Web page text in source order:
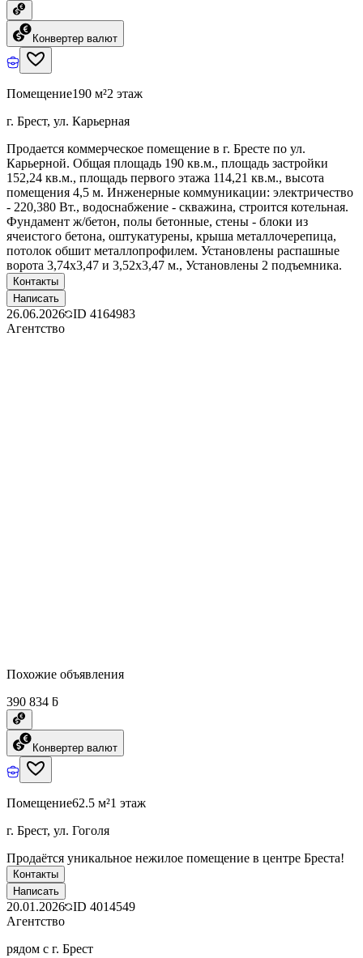
Конвертер валют
Помещение190 м²2 этаж
г. Брест, ул. Карьерная
Продается коммерческое помещение в г. Бресте по ул.
Карьерной. Общая площадь 190 кв.м., площадь застройки
152,24 кв.м., площадь первого этажа 114,21 кв.м., высота
помещения 4,5 м. Инженерные коммуникации: электричество
- 220,380 Вт., водоснабжение - скважина, строится котельная.
Фундамент ж/бетон, полы бетонные, стены - блоки из
ячеистого бетона, оштукатурены, крыша металлочерепица,
потолок обшит металлопрофилем. Установлены распашные
ворота 3,74х3,47 и 3,52х3,47 м., Установлены 2 подъемника.
Контакты
Написать
26.06.2026 ID 4164983
Агентство
Похожие объявления
390 834 ƃ
Конвертер валют
Помещение62.5 м²1 этаж
г. Брест, ул. Гоголя
Продаётся уникальное нежилое помещение в центре Бреста!
Контакты
Написать
20.01.2026 ID 4014549
Агентство
рядом с г. Брест